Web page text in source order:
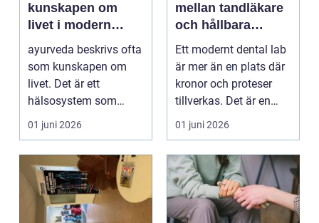
kunskapen om
livet i modern
vardag
ayurveda beskrivs ofta
som kunskapen om
livet. Det är ett
hälsosystem som
betonar balans, helhet
och...
01 juni 2026
mellan tandläkare
och hållbara
leenden
Ett modernt dental lab
är mer än en plats där
kronor och proteser
tillverkas. Det är en
teknisk och ...
01 juni 2026